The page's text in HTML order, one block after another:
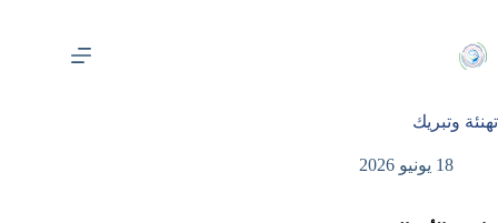
المحتوى
تهنئة وتبريك
18 يونيو 2026